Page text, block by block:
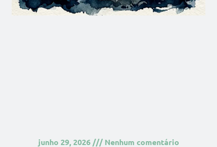
junho 29, 2026 Nenhum comentário